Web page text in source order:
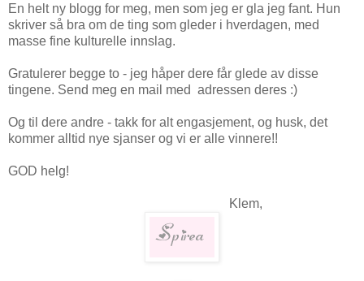
En helt ny blogg for meg, men som jeg er gla jeg fant. Hun
skriver så bra om de ting som gleder i hverdagen, med
masse fine kulturelle innslag.
Gratulerer begge to - jeg håper dere får glede av disse
tingene. Send meg en mail med adressen deres :)
Og til dere andre - takk for alt engasjement, og husk, det
kommer alltid nye sjanser og vi er alle vinnere!!
GOD helg!
Klem,